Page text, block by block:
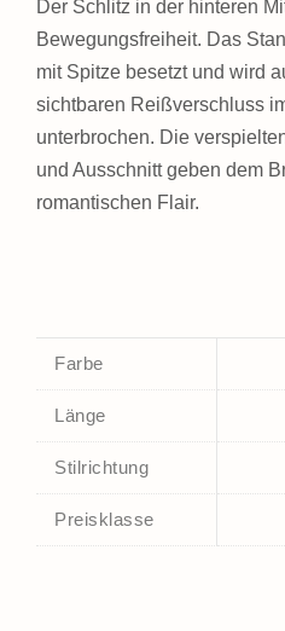
Der Schlitz in der hinteren
Bewegungsfreiheit. Das
mit Spitze besetzt und wird
sichtbaren Reißverschluss
unterbrochen. Die
und Ausschnitt geben dem
romantischen Flair.
Farbe
Länge
Stilrichtung
Preisklasse